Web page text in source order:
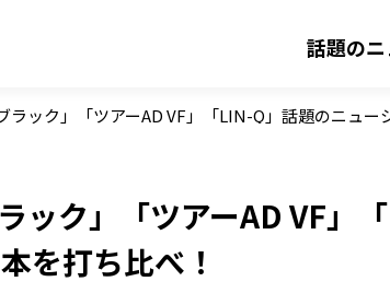
話題の
ラック」「ツアーAD VF」「LIN-Q」話題のニュー
ック」「ツアーAD VF」
を打ち比べ！